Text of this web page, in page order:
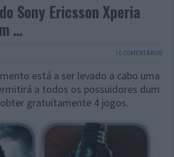
Sony Ericsson Xperia
…
16 COMENTÁRIOS
está a ser levado a cabo uma
a todos os possuidores dum
gratuitamente 4 jogos.